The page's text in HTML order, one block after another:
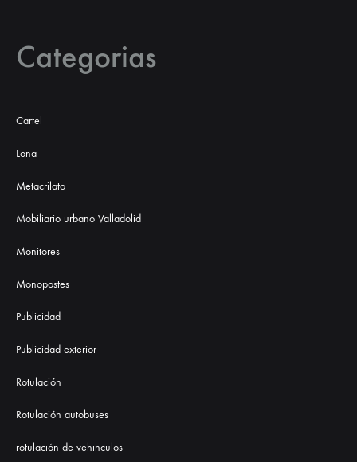
Categorias
Cartel
Lona
Metacrilato
Mobiliario urbano Valladolid
Monitores
Monopostes
Publicidad
Publicidad exterior
Rotulación
Rotulación autobuses
rotulación de vehinculos